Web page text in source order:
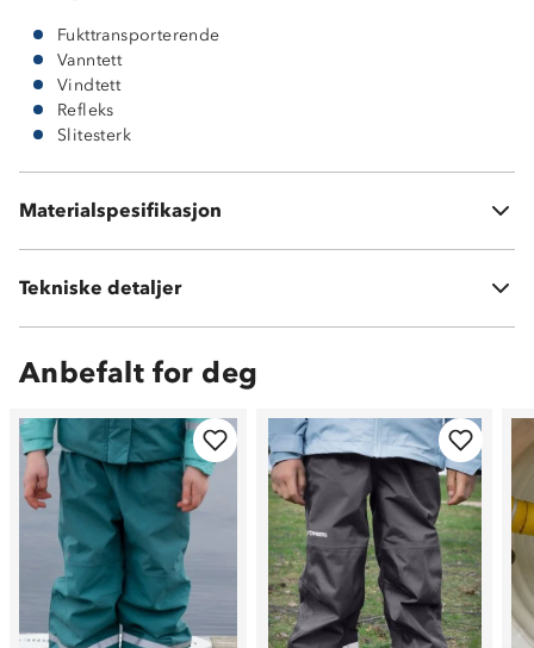
Fukttransporterende
Vanntett
Vindtett
Refleks
Slitesterk
Materialspesifikasjon
Meshfôr 100 % polyester
Tekniske detaljer
Vekt:280 gram i str 98
Anbefalt for deg